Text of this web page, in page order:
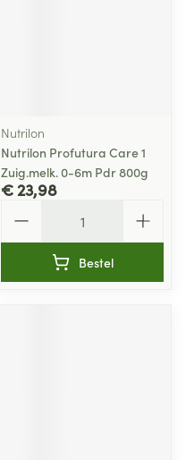
Nutrilon
Nutrilon Profutura Care 1
Zuig.melk. 0-6m Pdr 800g
€ 23,98
Bestel